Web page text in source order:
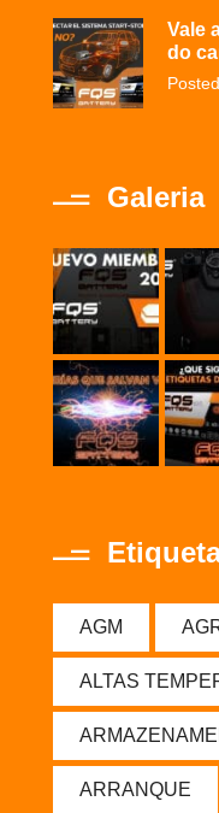
Vale
do
Galeria
AGM
ALTAS
ARRANQUE